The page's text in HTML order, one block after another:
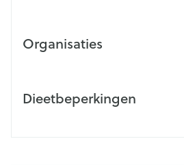
Organisaties
Dieetbeperkingen